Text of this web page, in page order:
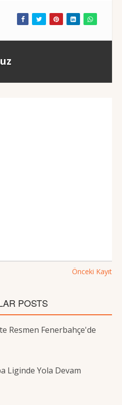
Önceki Kayıt
POSTS
Resmen Fenerbahçe'de
Liginde Yola Devam